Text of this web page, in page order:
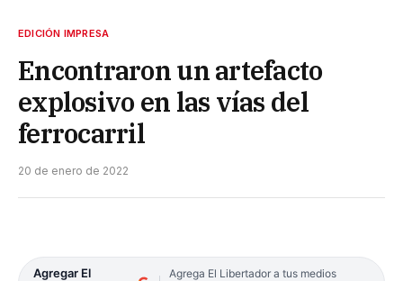
EDICIÓN IMPRESA
Encontraron un artefacto
explosivo en las vías del
ferrocarril
20 de enero de 2022
Agregar El
Agrega El Libertador a tus medios